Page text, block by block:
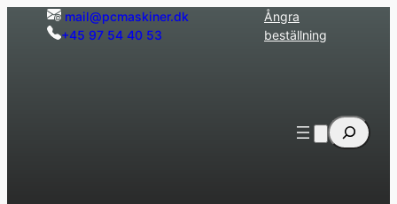
Hoppa mail@pcmaskiner.dk
+45 97 54 40 53
Ångra
beställning
Sök